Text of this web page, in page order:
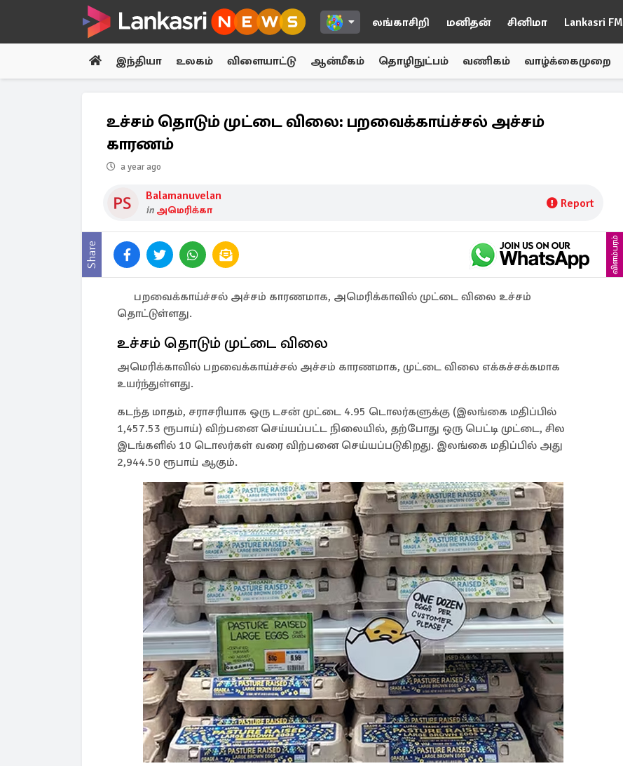
லங்காசிறி மனிதன் சினிமா Lankasri FM
இந்தியா உலகம் விளையாட்டு ஆன்மீகம் தொழிநுட்பம் வணிகம் வாழ்க்கைமுறை
உச்சம் தொடும் முட்டை விலை: பறவைக்காய்ச்சல் அச்சம்
காரணம்
a year ago
Balamanuvelan
in அமெரிக்கா Report
Share விளம்பரம்
பறவைக்காய்ச்சல் அச்சம் காரணமாக, அமெரிக்காவில் முட்டை விலை உச்சம்
தொட்டுள்ளது.
உச்சம் தொடும் முட்டை விலை
அமெரிக்காவில் பறவைக்காய்ச்சல் அச்சம் காரணமாக, முட்டை விலை எக்கச்சக்கமாக
உயர்ந்துள்ளது.
கடந்த மாதம், சராசரியாக ஒரு டசன் முட்டை 4.95 டொலர்களுக்கு (இலங்கை மதிப்பில்
1,457.53 ரூபாய்) விற்பனை செய்யப்பட்ட நிலையில், தற்போது ஒரு பெட்டி முட்டை, சில
இடங்களில் 10 டொலர்கள் வரை விற்பனை செய்யப்படுகிறது. இலங்கை மதிப்பில் அது
2,944.50 ரூபாய் ஆகும்.